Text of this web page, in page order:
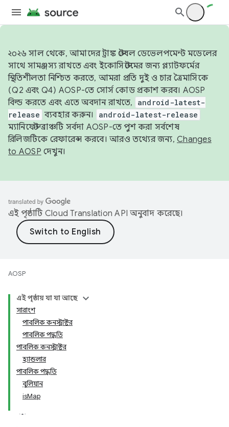
২০২৬ সাল থেকে, আমাদের ট্রাঙ্ক স্টেবল ডেভেলপমেন্ট মডেলের
সাথে সামঞ্জস্য রাখতে এবং ইকোসিস্টেমের জন্য প্ল্যাটফর্মের
স্থিতিশীলতা নিশ্চিত করতে, আমরা প্রতি দুই ও চার ত্রৈমাসিকে
(Q2 এবং Q4) AOSP-তে সোর্স কোড প্রকাশ করব। AOSP
বিল্ড করতে এবং এতে অবদান রাখতে,
android-latest-
release ব্যবহার করুন। android-latest-release
ম্যানিফেস্ট ব্রাঞ্চটি সর্বদা AOSP-তে পুশ করা সর্বশেষ
রিলিজটিকে রেফারেন্স করবে। আরও তথ্যের জন্য, Changes
to AOSP দেখুন।
এই পৃষ্ঠাটি Cloud Translation API অনুবাদ করেছে।
AOSP
এই পৃষ্ঠায় যা যা আছে
সারাংশ
পাবলিক কনস্ট্রাক্টর
পাবলিক পদ্ধতি
পাবলিক কনস্ট্রাক্টর
হ্যান্ডলার
পাবলিক পদ্ধতি
বুলিয়ান
isMap